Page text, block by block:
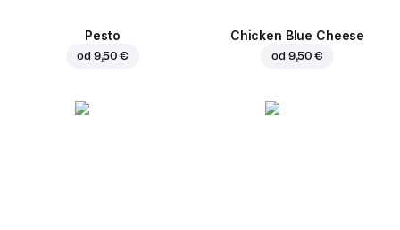
Pesto
od 9,50 €
Chicken Blue Cheese
od 9,50 €